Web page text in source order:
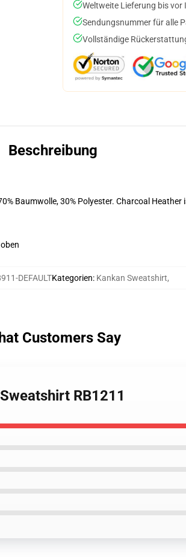
Weltweite Lieferung bis vor
Sendungsnummer für alle
Vollständige
Beschreibung
Baumwolle, 30% Polyester. Charcoal Heather
DEFAULTKategorien: Kankan Sweatshirt,
Customers Say
RB1211